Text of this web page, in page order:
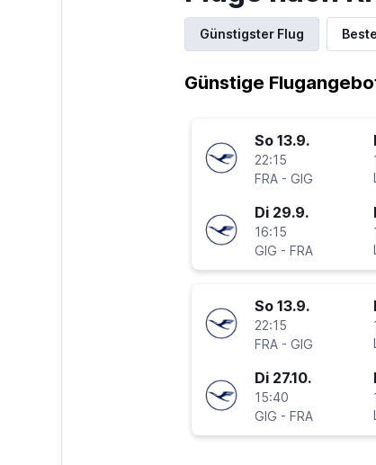
Günstigster Flug
Günstige
So 13.9.
22:15
FRA - GIG
Di 29.9.
16:15
GIG - FRA
So 13.9.
22:15
FRA - GIG
Di 27.10.
15:40
GIG - FRA